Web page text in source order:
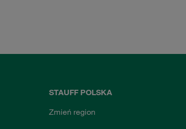
STAUFF POLSKA
Zmień region